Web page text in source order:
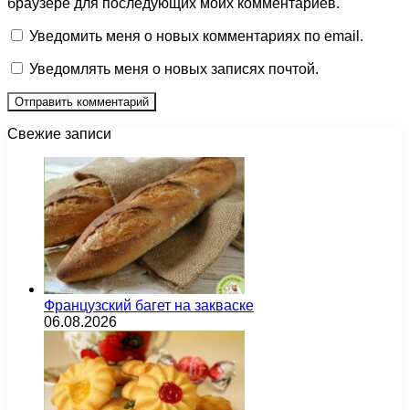
браузере для последующих моих комментариев.
Уведомить меня о новых комментариях по email.
Уведомлять меня о новых записях почтой.
Свежие записи
Французский багет на закваске
06.08.2026